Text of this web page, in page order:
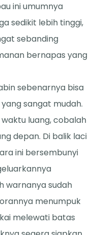
ini umumnya
sedikit lebih tinggi,
sebanding
bernapas yang
sebenarnya bisa
sangat mudah.
luang, cobalah
depan. Di balik laci
ini bersembunyi
warnanya sudah
menumpuk
melewati batas